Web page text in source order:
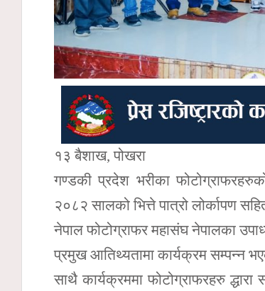
१३ बैशाख, पोखरा
गण्डकी प्रदेश भरीका
२०८२ सालको भित्ते पात्रो लोर्कापण
नेपाल फोटोग्राफर महासंघ नेपालका
प्रमुख आतिथ्यतामा कार्यक्रम सम्पन्न
साथै कार्यक्रममा फोटोग्राफरहरु